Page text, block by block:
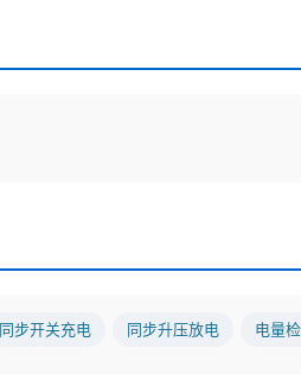
同步开关充电 同步升压放电 电量